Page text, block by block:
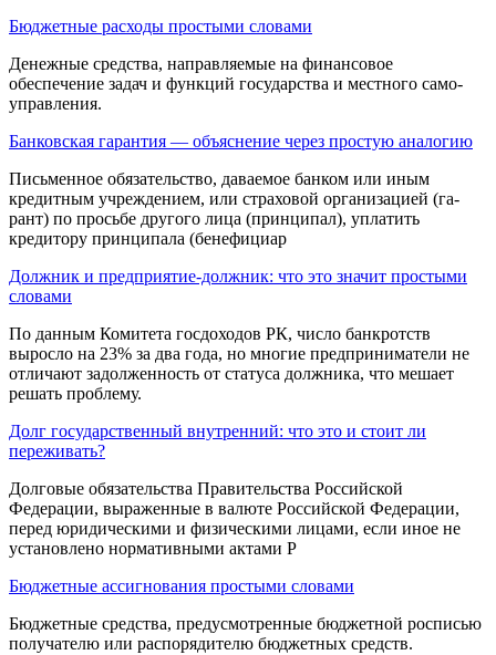
Бюджетные расходы простыми словами
Денежные средства, направляемые на финансовое
обеспечение за­дач и функций государства и местного само­
управления.
Банковская гарантия — объяснение через простую аналогию
Письменное обяза­тельство, даваемое банком или иным
кредитным учреждением, или страховой организацией (га­
рант) по просьбе другого лица (принципал), упла­тить
кредитору принципала (бенефициар
Должник и предприятие-должник: что это значит простыми
словами
По данным Комитета госдоходов РК, число банкротств
выросло на 23% за два года, но многие предприниматели не
отличают задолженность от статуса должника, что мешает
решать проблему.
Долг государственный внутренний: что это и стоит ли
переживать?
Долговые обязательства Правительства Россий­ской
Федерации, выраженные в валюте Россий­ской Федерации,
перед юридическими и физиче­скими лицами, если иное не
установлено нормативными актами Р
Бюджетные ассигнования простыми словами
Бюджетные средства, предусмотренные бюджетной роспи­сью
получателю или распорядителю бюджетных средств.